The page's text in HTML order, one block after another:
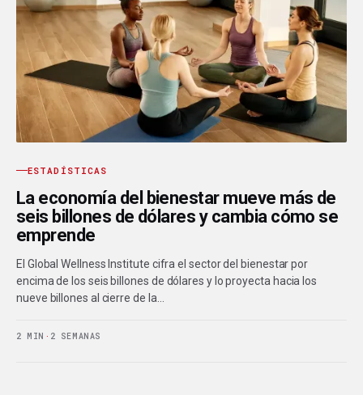
ESTADÍSTICAS
La economía del bienestar mueve más de
seis billones de dólares y cambia cómo se
emprende
El Global Wellness Institute cifra el sector del bienestar por
encima de los seis billones de dólares y lo proyecta hacia los
nueve billones al cierre de la…
2 MIN · 2 SEMANAS